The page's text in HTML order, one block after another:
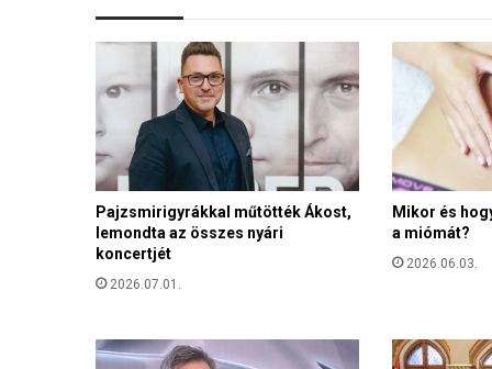
t
ó
b
b
m
e
g
k
Pajzsmirigyrákkal műtötték Ákost,
lemondta az összes nyári
koncertjét
2026.07.01.
Mikor és
a miómát?
2026.06.03.